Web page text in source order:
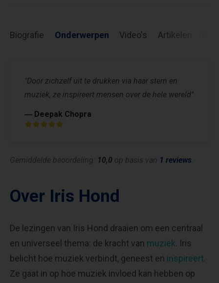
Biografie Onderwerpen Video's Artikelen
"Door zichzelf uit te drukken via haar stem en
muziek, ze inspireert mensen over de hele wereld"
― Deepak Chopra
Gemiddelde beoordeling: 10,0 op basis van 1 reviews.
Over Iris Hond
De lezingen van Iris Hond draaien om een centraal
en universeel thema: de kracht van muziek. Iris
belicht hoe muziek verbindt, geneest en inspireert.
Ze gaat in op hoe muziek invloed kan hebben op